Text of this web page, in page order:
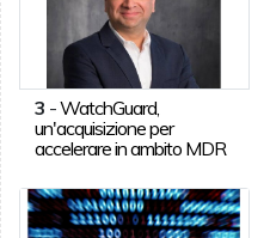
3 -WatchGuard,
un'acquisizione per
accelerare in ambito MDR